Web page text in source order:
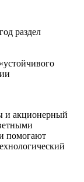
раздел
и акционерный
помогают